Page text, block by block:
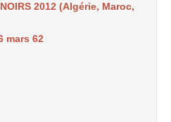
2012 (Algérie, Maroc,
mars 62